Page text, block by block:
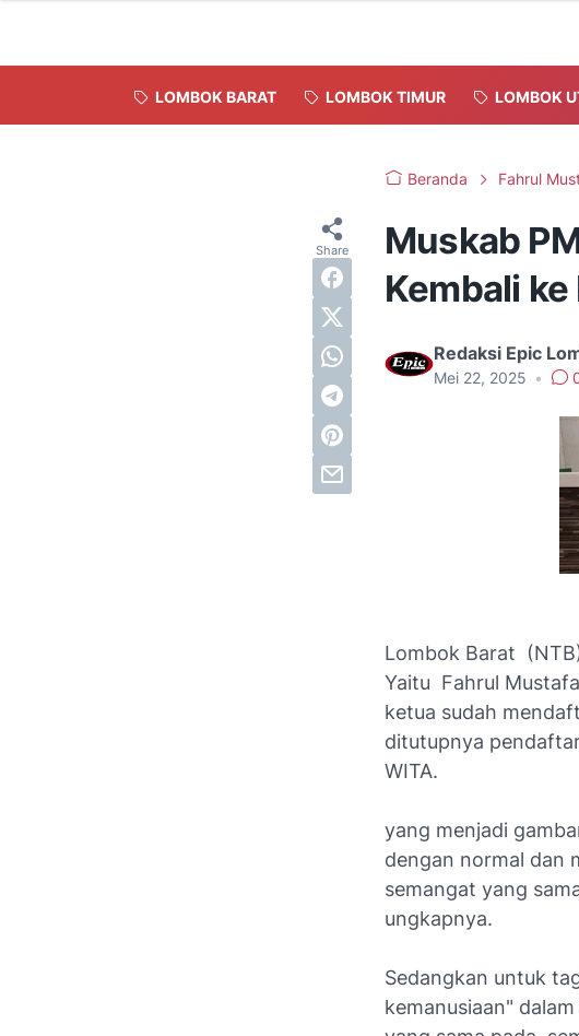
LOMBOK BARAT LOMBOK TIMUR LOMBOK
Beranda Fahrul
Muskab
Kembali
Redaksi Epic
Mei 22, 2025 •
Lombok Barat
Yaitu Fahrul
ketua sudah
ditutupnya
WITA.
yang menjadi
dengan normal dan
semangat yang
ungkapnya.
Sedangkan untuk
kemanusiaan"